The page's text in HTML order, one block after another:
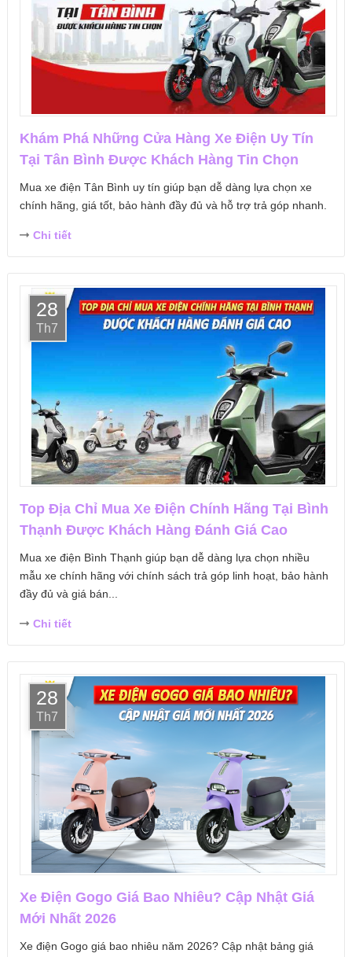
Khám Phá Những Cửa Hàng Xe Điện Uy Tín
Tại Tân Bình Được Khách Hàng Tin Chọn
Mua xe điện Tân Bình uy tín giúp bạn dễ dàng lựa chọn xe
chính hãng, giá tốt, bảo hành đầy đủ và hỗ trợ trả góp nhanh.
Chi tiết
28
Th7
Top Địa Chỉ Mua Xe Điện Chính Hãng Tại Bình
Thạnh Được Khách Hàng Đánh Giá Cao
Mua xe điện Bình Thạnh giúp bạn dễ dàng lựa chọn nhiều
mẫu xe chính hãng với chính sách trả góp linh hoạt, bảo hành
đầy đủ và giá bán...
Chi tiết
28
Th7
Xe Điện Gogo Giá Bao Nhiêu? Cập Nhật Giá
Mới Nhất 2026
Xe điện Gogo giá bao nhiêu năm 2026? Cập nhật bảng giá